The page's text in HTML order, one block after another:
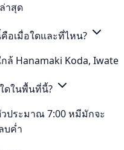
าสุด
อเมื่อใดและที่ไหน?
ล้ Hanamaki Koda, Iwate
ดในพื้นที่นี้?
ประมาณ 7:00 หมีมักจะ
บค่ำ